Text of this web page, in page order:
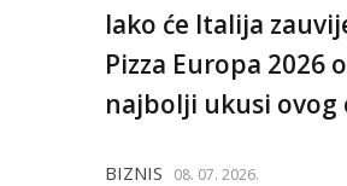
Iako će Italija
Pizza Europa
najbolji ukusi ovog
BIZNIS 08. 07. 2026.